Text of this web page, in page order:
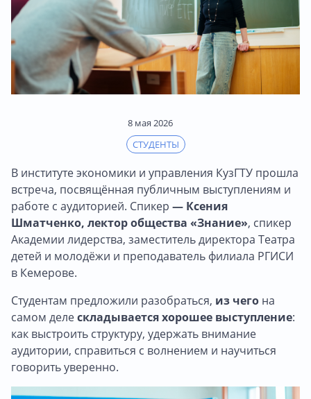
8 мая 2026
СТУДЕНТЫ
В институте экономики и управления КузГТУ прошла
встреча, посвящённая публичным выступлениям и
работе с аудиторией. Спикер — Ксения
Шматченко, лектор общества «Знание», спикер
Академии лидерства, заместитель директора Театра
детей и молодёжи и преподаватель филиала РГИСИ
в Кемерове.
Студентам предложили разобраться, из чего на
самом делескладывается хорошее выступление:
как выстроить структуру, удержать внимание
аудитории, справиться с волнением и научиться
говорить уверенно.